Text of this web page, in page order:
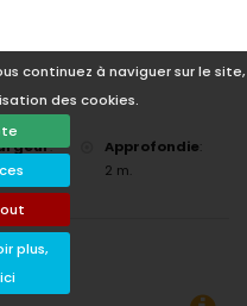
continuez à naviguer sur le site,
des cookies.
plus,
:
Approfondie:
2 m.